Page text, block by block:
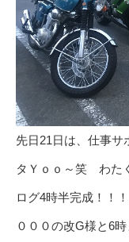
先日21日は、仕事
タＹｏｏ～笑 わた
ログ4時半完成！！
０００の改G様と6